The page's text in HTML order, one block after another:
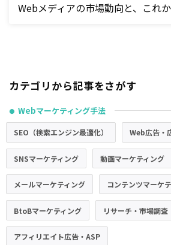
Webメディアの市場動向と、これ
カテゴリから記事をさがす
● Webマーケティング手法
SEO（検索エンジン最適化） Web広告・
SNSマーケティング 動画マーケティング
メールマーケティング コンテンツマーケ
BtoBマーケティング リサーチ・市場調査
アフィリエイト広告・ASP